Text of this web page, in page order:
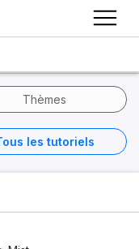
Thèmes
les tutoriels